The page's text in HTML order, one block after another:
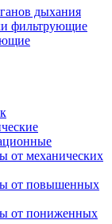
дыхания
фильтрующие
от механических
от повышенных
от пониженных